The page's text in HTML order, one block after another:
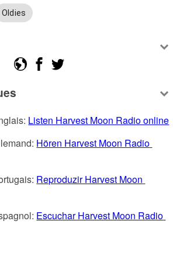
Oldies
Listen Harvest Moon Radio online
Hören Harvest Moon Radio
Reproduzir Harvest Moon
Escuchar Harvest Moon Radio